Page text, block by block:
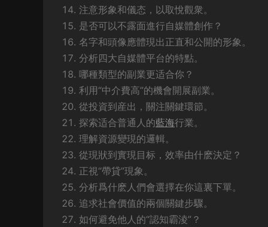
注意形象和儀态，以取悅觀衆。
是否可以不露面進行自媒體創作？
名字和頭像應體現出正直和公開的形象。
分析四大自媒體平台的特點。
哪種類型的副業更适合你？
利用“中介費高”的機會開展副業。
從投資到産出，關注關鍵環節。
探索适合普通人的藍海行業。
理解資源變現的邏輯。
從現狀到實現目标，效率由什麽決定？
正視“帶貸”現象。
分析爲什麽人們會選擇在你這裏下單。
追求社會價值的兩個關鍵步驟。
如何避免他人的“認知霸淩”？